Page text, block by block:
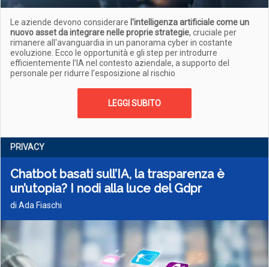
Le aziende devono considerare l'intelligenza artificiale come un
nuovo asset da integrare nelle proprie strategie, cruciale per
rimanere all'avanguardia in un panorama cyber in costante
evoluzione. Ecco le opportunità e gli step per introdurre
efficientemente l’IA nel contesto aziendale, a supporto del
personale per ridurre l’esposizione al rischio
LEGGI SUBITO
PRIVACY
Chatbot basati sull’IA, la trasparenza è
un’utopia? I nodi alla luce del Gdpr
di Ada Fiaschi